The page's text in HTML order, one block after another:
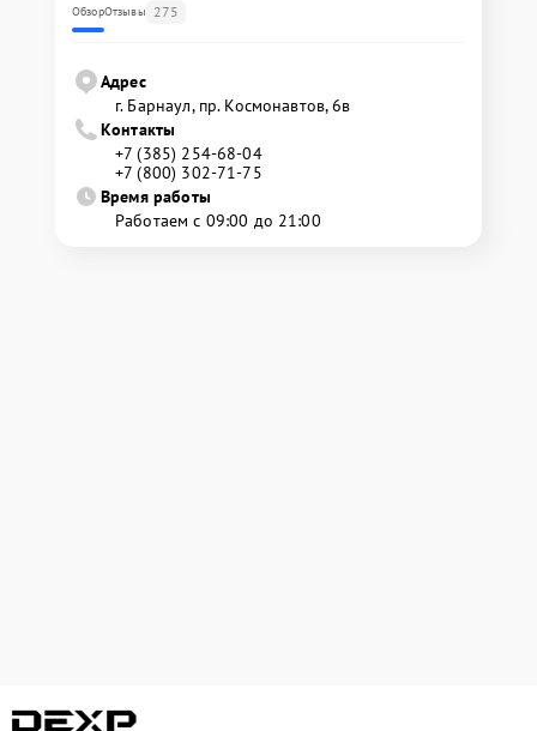
ОбзорОтзывы 275
Адрес
г. Барнаул, ​пр. Космонавтов, 6в
Контакты
+7 (385) 254-68-04
+7 (800) 302-71-75
Время работы
Работаем с 09:00 до 21:00